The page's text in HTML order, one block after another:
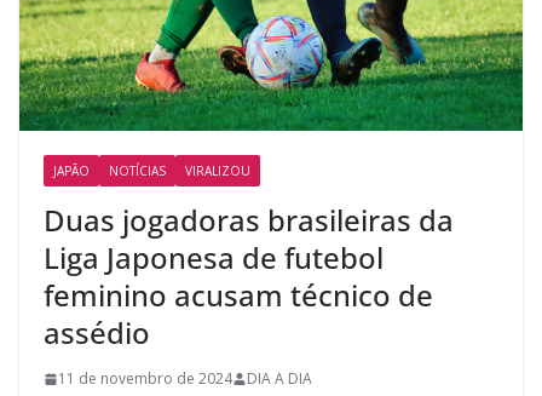
JAPÃO NOTÍCIAS VIRALIZOU
Duas jogadoras brasileiras da
Liga Japonesa de futebol
feminino acusam técnico de
assédio
11 de novembro de 2024 DIA A DIA